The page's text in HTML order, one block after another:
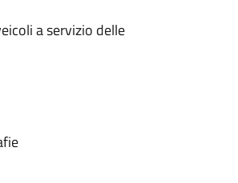
a servizio delle